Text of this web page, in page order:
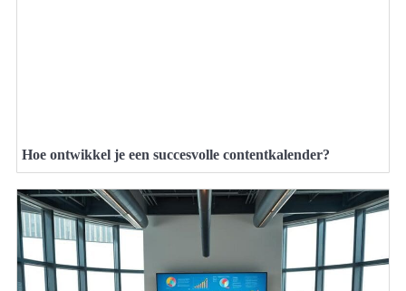
Hoe ontwikkel je een succesvolle contentkalender?